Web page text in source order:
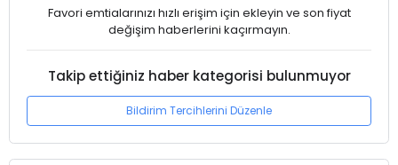
Favori emtialarınızı hızlı erişim için ekleyin ve son fiyat
değişim haberlerini kaçırmayın.
Takip ettiğiniz haber kategorisi bulunmuyor
Bildirim Tercihlerini Düzenle